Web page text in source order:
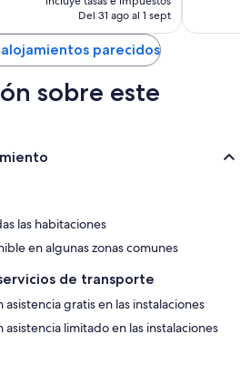
actual
de
262 €
Del 31 ago al 1 sept
parecidos
sobre este
las habitaciones
en algunas zonas comunes
de transporte
gratis en las instalaciones
asistencia limitado en las instalaciones